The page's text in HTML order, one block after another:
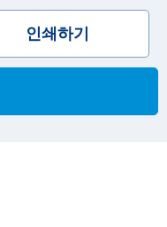
인쇄하기